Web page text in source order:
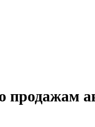
продажам